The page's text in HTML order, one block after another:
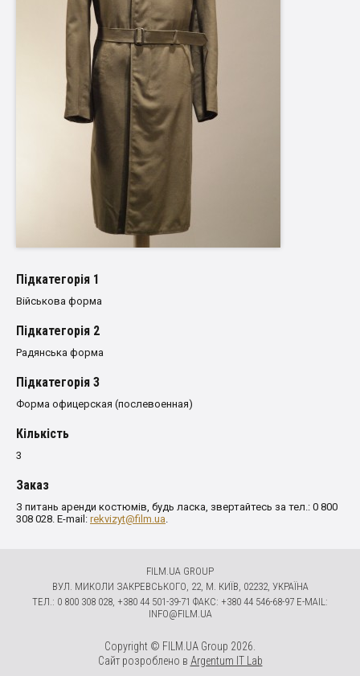
Пiдкатегорiя 1
Військова форма
Пiдкатегорiя 2
Радянська форма
Пiдкатегорiя 3
Форма офицерская (послевоенная)
Кількість
3
Заказ
З питань аренди костюмів, будь ласка, звертайтесь за тел.: 0 800
308 028. E-mail: rekvizyt@film.ua.
FILM.UA GROUP
ВУЛ. МИКОЛИ ЗАКРЕВСЬКОГО, 22, М. КИЇВ, 02232, УКРАЇНА
ТЕЛ.: 0 800 308 028, +380 44 501-39-71 ФАКС: +380 44 546-68-97 E-MAIL:
INFO@FILM.UA
Copyright © FILM.UA Group 2026.
Сайт розроблено в Argentum IT Lab